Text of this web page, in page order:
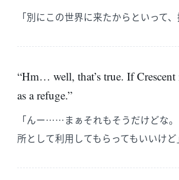
「別にこの世界に来たからといって
“Hm… well, that’s true. If Crescent
as a refuge.”
「んー……まぁそれもそうだけどな
所として利用してもらってもいいけど